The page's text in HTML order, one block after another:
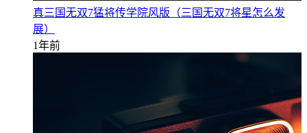
真三国无双7猛将传学院风版（三国无双7将星怎么发
展）
1年前